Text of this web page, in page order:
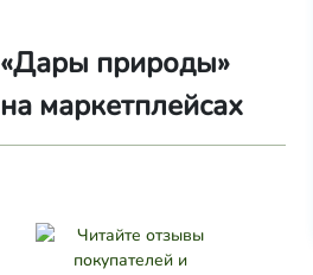
«Дары природы»
на маркетплейсах